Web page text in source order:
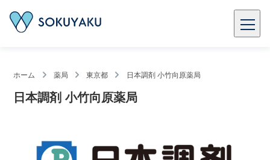
ホーム 薬局 東京都 日本調剤 小竹向原薬局
日本調剤 小竹向原薬局